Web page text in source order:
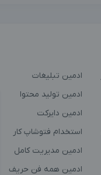
ادمین تبلیغات
ادمین تولید محتوا
ادمین دایرکت
استخدام فتوشاپ کار
ادمین مدیریت کامل
ادمین همه فن حریف